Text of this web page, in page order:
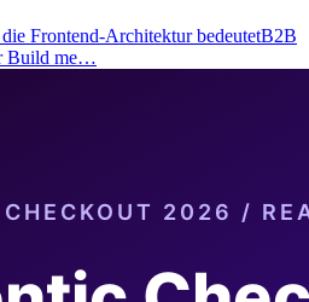
Frontend-Architektur bedeutetB2B
Build me…